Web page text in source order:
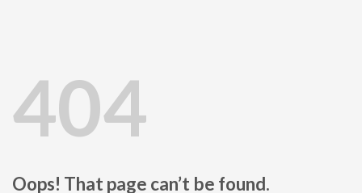
404
Oops! That page can’t be found.